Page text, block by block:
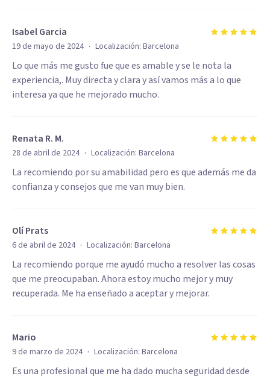
Isabel Garcia
19 de mayo de 2024 · Localización: Barcelona
Lo que más me gusto fue que es amable y se le nota la
experiencia,. Muy directa y clara y así vamos más a lo que
interesa ya que he mejorado mucho.
Renata R. M.
28 de abril de 2024 · Localización: Barcelona
La recomiendo por su amabilidad pero es que además me da
confianza y consejos que me van muy bien.
Olí Prats
6 de abril de 2024 · Localización: Barcelona
La recomiendo porque me ayudó mucho a resolver las cosas
que me preocupaban. Ahora estoy mucho mejor y muy
recuperada. Me ha enseñado a aceptar y mejorar.
Mario
9 de marzo de 2024 · Localización: Barcelona
Es una profesional que me ha dado mucha seguridad desde